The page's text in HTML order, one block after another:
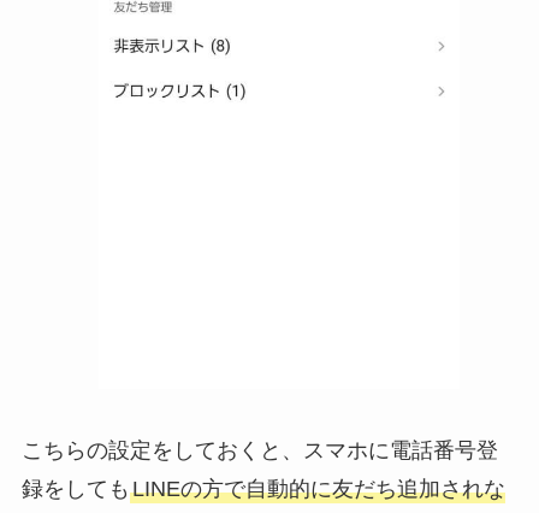
こちらの設定をしておくと、スマホに電話番号登
録をしても LINEの方で自動的に友だち追加されな